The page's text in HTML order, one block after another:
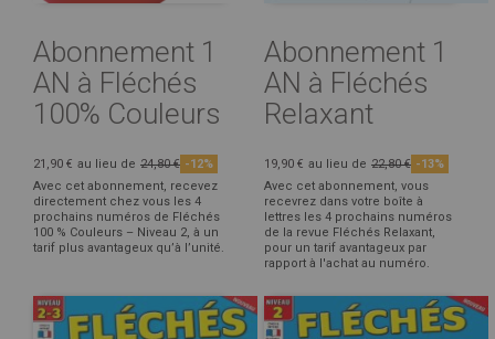
Abonnement 1
AN à Fléchés
100% Couleurs
21,90 € au lieu de 24,80 € -12%
Avec cet abonnement, recevez
directement chez vous les 4
prochains numéros de Fléchés
100 % Couleurs – Niveau 2, à un
tarif plus avantageux qu’à l’unité.
Abonnement 1
AN à Fléchés
Relaxant
19,90 € au lieu de 22,80 € -13%
Avec cet abonnement, vous
recevrez dans votre boîte à
lettres les 4 prochains numéros
de la revue Fléchés Relaxant,
pour un tarif avantageux par
rapport à l'achat au numéro.